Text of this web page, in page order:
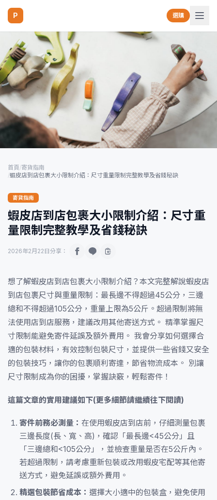
P 選購
首頁/寄貨指南
/蝦皮店到店包裹大小限制介紹：尺寸重量限制完整教學及省錢秘訣
寄貨指南
蝦皮店到店包裹大小限制介紹：尺寸重
量限制完整教學及省錢秘訣
2026年2月22日 分享：
想了解蝦皮店到店包裹大小限制介紹？本文完整解說蝦皮店
到店包裹尺寸與重量限制：最長邊不得超過45公分，三邊
總和不得超過105公分，重量上限為5公斤。超過限制將無
法使用店到店服務，建議改用其他寄送方式。 精準掌握尺
寸限制能避免寄件延誤及額外費用。 我會分享如何選擇合
適的包裝材料，有效控制包裝尺寸，並提供一些省錢又安全
的包裝技巧，讓你的包裹順利寄達，節省物流成本。 別讓
尺寸限制成為你的困擾，掌握訣竅，輕鬆寄件！
這篇文章的實用建議如下(更多細節請繼續往下閱讀)
寄件前務必測量： 在使用蝦皮店到店前，仔細測量包裹
三邊長度(長、寬、高)，確認「最長邊<45公分」且
「三邊總和<105公分」，並檢查重量是否在5公斤內。
若超過限制，請考慮重新包裝或改用蝦皮宅配等其他寄
送方式，避免延誤或額外費用。
精選包裝節省成本： 選擇大小適中的包裝盒，避免使用